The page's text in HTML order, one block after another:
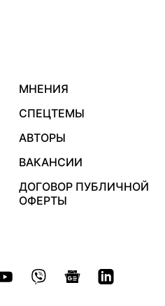
МНЕНИЯ
СПЕЦТЕМЫ
АВТОРЫ
ВАКАНСИИ
ДОГОВОР ПУБЛИЧНОЙ
ОФЕРТЫ